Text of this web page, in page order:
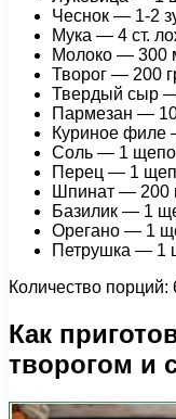
Чеснок — 1-2
Мука — 4 ст.
Молоко — 300
Творог — 200
Твердый сыр
Пармезан —
Куриное филе
Соль — 1
Перец — 1
Шпинат — 200
Базилик — 1
Орегано — 1
Петрушка — 1
Количество порций:
Как
творогом и